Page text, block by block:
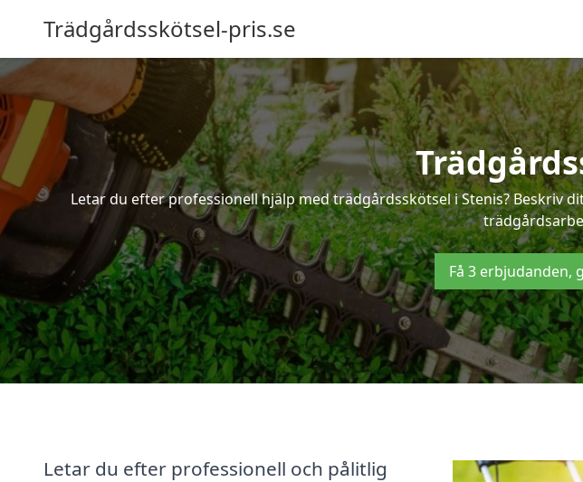
Trädgårdsskötsel-pris.se
Letar du efter professionell hjälp med trädgårdsskötsel i Stenis?
Få 3 erbjudanden,
Letar du efter professionell och pålitlig